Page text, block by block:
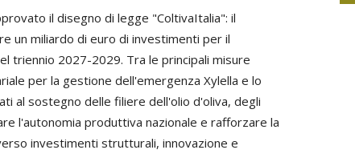
il disegno di legge "ColtivaItalia": il
un miliardo di euro di investimenti per il
triennio 2027-2029. Tra le principali misure
per la gestione dell'emergenza Xylella e lo
al sostegno delle filiere dell'olio d'oliva, degli
l'autonomia produttiva nazionale e rafforzare la
investimenti strutturali, innovazione e